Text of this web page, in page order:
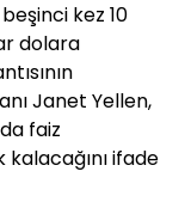
kez 10
dolara
Janet Yellen,
faiz
kalacağını ifade